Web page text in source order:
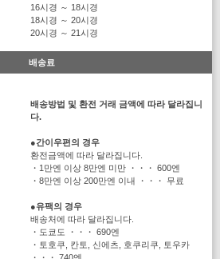
16시경 ～ 18시경
18시경 ～ 20시경
20시경 ～ 21시경
배송료
배송방법 및 환전 거래 금액에 따라 달라집니
다.
●간이우편의 경우
환전금액에 따라 달라집니다.
・1만엔 이상 8만엔 미만 ・・・ 600엔
・8만엔 이상 200만엔 이내 ・・・ 무료
●유팩의 경우
배송처에 따라 달라집니다.
・도쿄도 ・・・ 690엔
・토호쿠, 칸토, 신에츠, 호쿠리쿠, 토우카
・・・ 740엔